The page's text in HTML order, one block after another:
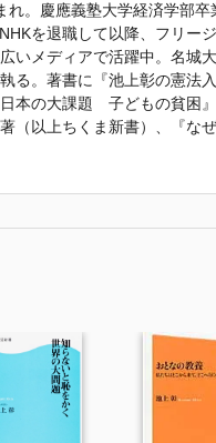
。慶應義塾大学経済学部卒
を退職して以降、フリー
いメディアで活躍中。名城
る。著書に『池上彰の憲法
本の大課題 子どもの貧困
（以上ちくま新書）、『な